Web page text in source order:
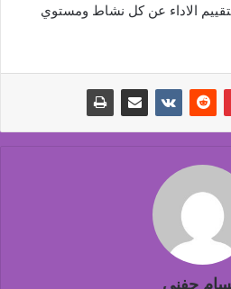
الاداء عن كل نشاط ومستوي
حفنى